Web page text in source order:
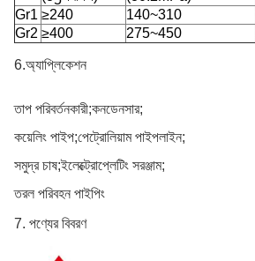
Gr1 ≥240 140~310
Gr2 ≥400 275~450
6.অ্যাপ্লিকেশন
তাপ পরিবর্তনকারী;কনডেনসার;
কয়েলিং পাইপ;পেট্রোলিয়াম পাইপলাইন;
সমুদ্র চাষ;ইলেক্ট্রোপ্লেটিং সরঞ্জাম;
তরল পরিবহন পাইপিং
7. পণ্যের বিবরণ